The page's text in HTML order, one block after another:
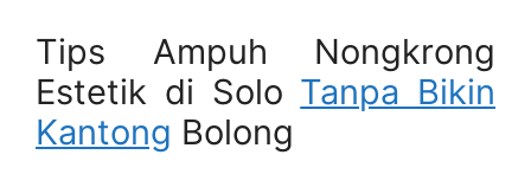
Tips Ampuh Nongkrong
Estetik di Solo Tanpa Bikin
Kantong Bolong